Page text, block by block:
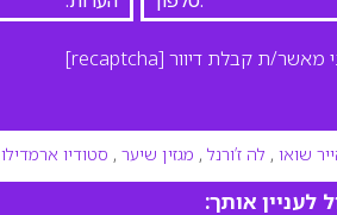
מאשר/ת קבלת דיוור [recaptcha]
שואו , לה ז’ורנל , מגזין שיער , סטודיו ארמדילו
לעניין אותך: